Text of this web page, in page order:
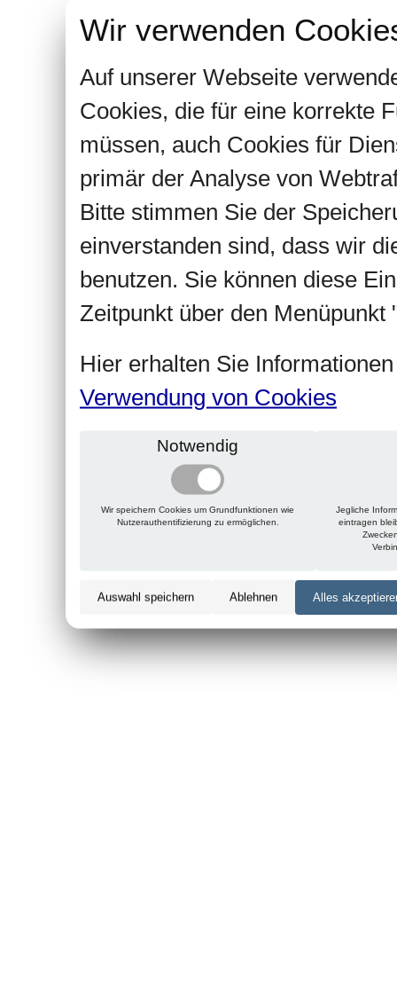
Wir verwenden
Auf unserer Webseite
Cookies, die für eine korrekte
müssen, auch Cookies für
primär der Analyse von
Bitte stimmen Sie der
einverstanden sind, dass wir
benutzen. Sie können diese
Zeitpunkt über den Menüpunkt
Hier erhalten Sie
Verwendung von Cookies
Notwendig
Wir speichern Cookies um Grundfunktionen wie
Nutzerauthentifizierung zu ermöglichen.
Jegliche
eintragen
Auswahl speichern Ablehnen Alles